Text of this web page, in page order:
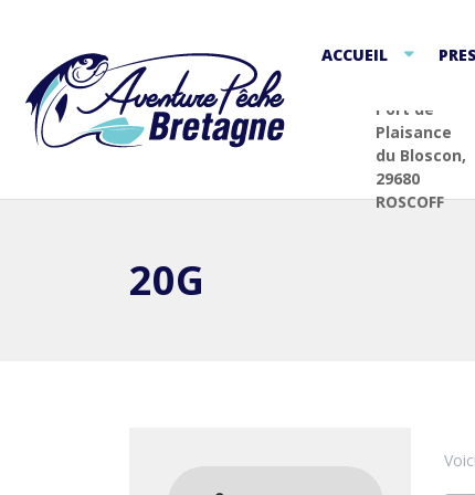
ACCUEIL
Port de
Plaisance
du Bloscon,
29680
ROSCOFF
20G